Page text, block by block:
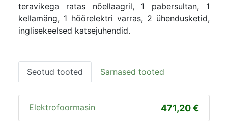
teravikega ratas nõellaagril, 1 pabersultan, 1
kellamäng, 1 hõõrelektri varras, 2 ühendusketid,
inglisekeelsed katsejuhendid.
Seotud tooted Sarnased tooted
471,20
Elektrofoormasin